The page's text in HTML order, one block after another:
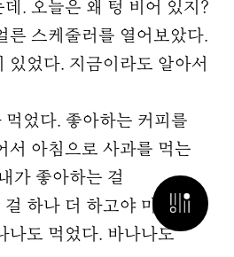
. 오늘은 왜 텅 비어 있지?
른 스케줄러를 열어보았다.
있었다. 지금이라도 알아서
었다. 좋아하는 커피를
서 아침으로 사과를 먹는
가 좋아하는 걸
하나 더 하고야 마는
나도 먹었다. 바나나도